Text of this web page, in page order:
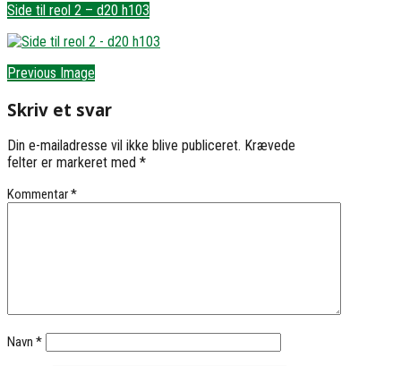
Side til reol 2 – d20 h103
Previous Image
Skriv et svar
Din e-mailadresse vil ikke blive publiceret. Krævede
felter er markeret med *
Kommentar*
Navn *